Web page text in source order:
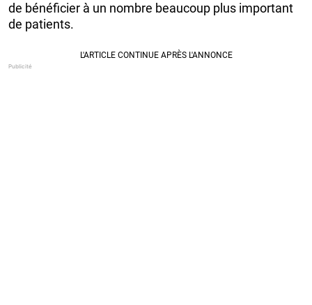
de bénéficier à un nombre beaucoup plus important
de patients.